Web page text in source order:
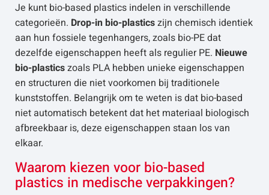
Je kunt bio-based plastics indelen in verschillende
categorieën. Drop-in bio-plasticszijn chemisch identiek
aan hun fossiele tegenhangers, zoals bio-PE dat
dezelfde eigenschappen heeft als regulier PE. Nieuwe
bio-plasticszoals PLA hebben unieke eigenschappen
en structuren die niet voorkomen bij traditionele
kunststoffen. Belangrijk om te weten is dat bio-based
niet automatisch betekent dat het materiaal biologisch
afbreekbaar is, deze eigenschappen staan los van
elkaar.
Waarom kiezen voor bio-based
plastics in medische verpakkingen?